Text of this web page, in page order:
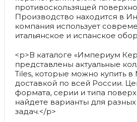
противоскользящей
Производство находится в
компания использует
итальянское и испанское
<p>В каталоге «Империум
представлены актуальные
Tiles, которые можно купить в
доставкой по всей России.
формата, серии и типа
найдете варианты для
задач.</p>